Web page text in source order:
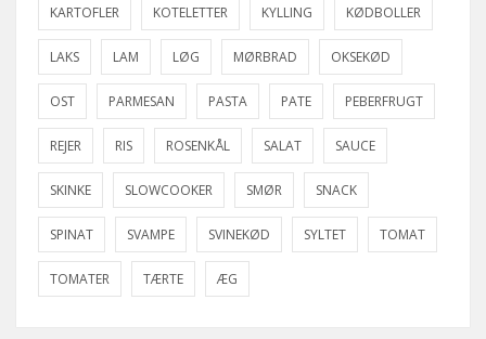
KARTOFLER KOTELETTER KYLLING KØDBOLLER
LAKS LAM LØG MØRBRAD OKSEKØD
OST PARMESAN PASTA PATE PEBERFRUGT
REJER RIS ROSENKÅL SALAT SAUCE
SKINKE SLOWCOOKER SMØR SNACK
SPINAT SVAMPE SVINEKØD SYLTET TOMAT
TOMATER TÆRTE ÆG